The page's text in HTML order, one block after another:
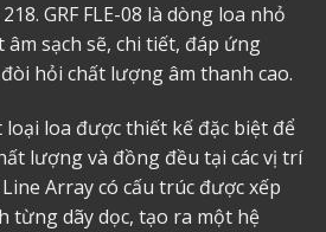
GRF FLE-08 là dòng loa nhỏ
sạch sẽ, chi tiết, đáp ứng
hỏi chất lượng âm thanh cao.
loại loa được thiết kế đặc biệt để
lượng và đồng đều tại các vị trí
Array có cấu trúc được xếp
từng dãy dọc, tạo ra một hệ